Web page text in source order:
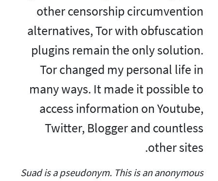
other censorship circumvention
alternatives, Tor with obfuscation
plugins remain the only solution.
Tor changed my personal life in
many ways. It made it possible to
access information on Youtube,
Twitter, Blogger and countless
other sites.
Suad is a pseudonym. This is an anonymous